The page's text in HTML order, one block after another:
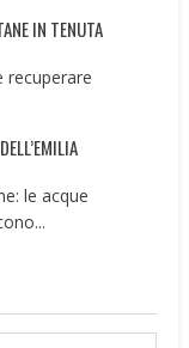
IN TENUTA
recuperare
le acque